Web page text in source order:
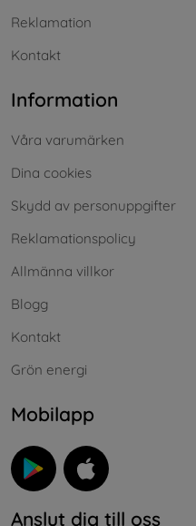
Reklamation
Kontakt
Information
Våra varumärken
Dina cookies
Skydd av personuppgifter
Reklamationspolicy
Allmänna villkor
Blogg
Kontakt
Grön energi
Mobilapp
Anslut dig till oss